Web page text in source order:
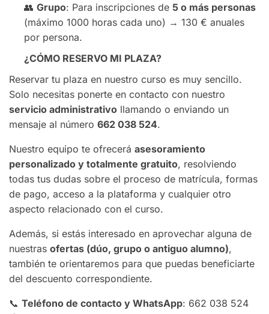
👥 Grupo: Para inscripciones de 5 o más personas
(máximo 1000 horas cada uno) → 130 € anuales
por persona.
¿CÓMO RESERVO MI PLAZA?
Reservar tu plaza en nuestro curso es muy sencillo.
Solo necesitas ponerte en contacto con nuestro
servicio administrativo llamando o enviando un
mensaje al número 662 038 524.
Nuestro equipo te ofrecerá asesoramiento
personalizado y totalmente gratuito, resolviendo
todas tus dudas sobre el proceso de matrícula, formas
de pago, acceso a la plataforma y cualquier otro
aspecto relacionado con el curso.
Además, si estás interesado en aprovechar alguna de
nuestras ofertas (dúo, grupo o antiguo alumno),
también te orientaremos para que puedas beneficiarte
del descuento correspondiente.
📞 Teléfono de contacto y WhatsApp: 662 038 524